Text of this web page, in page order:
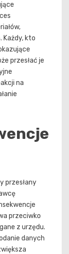
Każdy, kto
przesłać je
na
przesłany
przeciwko
z urzędu.
danych